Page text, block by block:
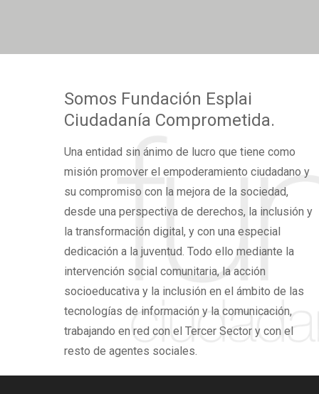
Somos Fundación Esplai
Ciudadanía Comprometida.
Una entidad sin ánimo de lucro que tiene como
misión promover el empoderamiento ciudadano y
su compromiso con la mejora de la sociedad,
desde una perspectiva de derechos, la inclusión y
la transformación digital, y con una especial
dedicación a la juventud. Todo ello mediante la
intervención social comunitaria, la acción
socioeducativa y la inclusión en el ámbito de las
tecnologías de información y la comunicación,
trabajando en red con el Tercer Sector y con el
resto de agentes sociales.